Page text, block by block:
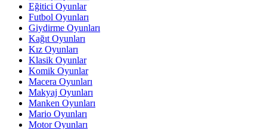
Eğitici Oyunlar
Futbol Oyunları
Giydirme Oyunları
Kağıt Oyunları
Kız Oyunları
Klasik Oyunlar
Komik Oyunlar
Macera Oyunları
Makyaj Oyunları
Manken Oyunları
Mario Oyunları
Motor Oyunları